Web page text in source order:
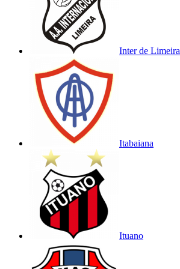
Inter de Limeira
Itabaiana
Ituano